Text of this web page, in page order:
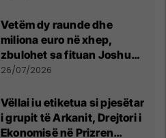
Vetëm dy raunde dhe
miliona euro në xhep,
zbulohet sa fituan Joshua
e Prenga
26/07/2026
Vëllai iu etiketua si pjesëtar
i grupit të Arkanit, Drejtori i
Ekonomisë në Prizren